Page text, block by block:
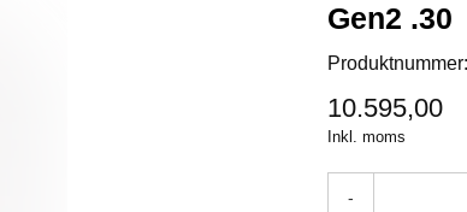
Gen2 .30
Produktnummer:
10.595,00
Inkl. moms
-